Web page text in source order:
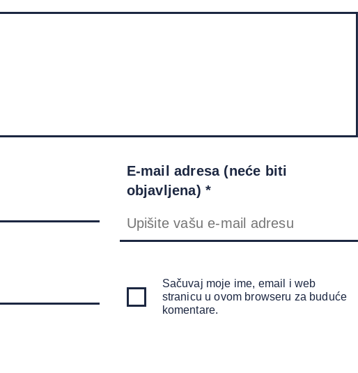
E-mail adresa (neće biti
objavljena) *
Sačuvaj moje ime, email i web
stranicu u ovom browseru za buduće
komentare.